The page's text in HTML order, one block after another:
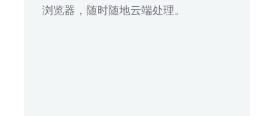
浏览器，随时随地云端处理。